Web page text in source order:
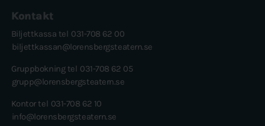
Kontakt
Biljettkassa tel 031-708 62 00
biljettkassan@lorensbergsteatern.se
Gruppbokning tel 031-708 62 05
grupp@lorensbergsteatern.se
Kontor tel 031-708 62 10
info@lorensbergsteatern.se